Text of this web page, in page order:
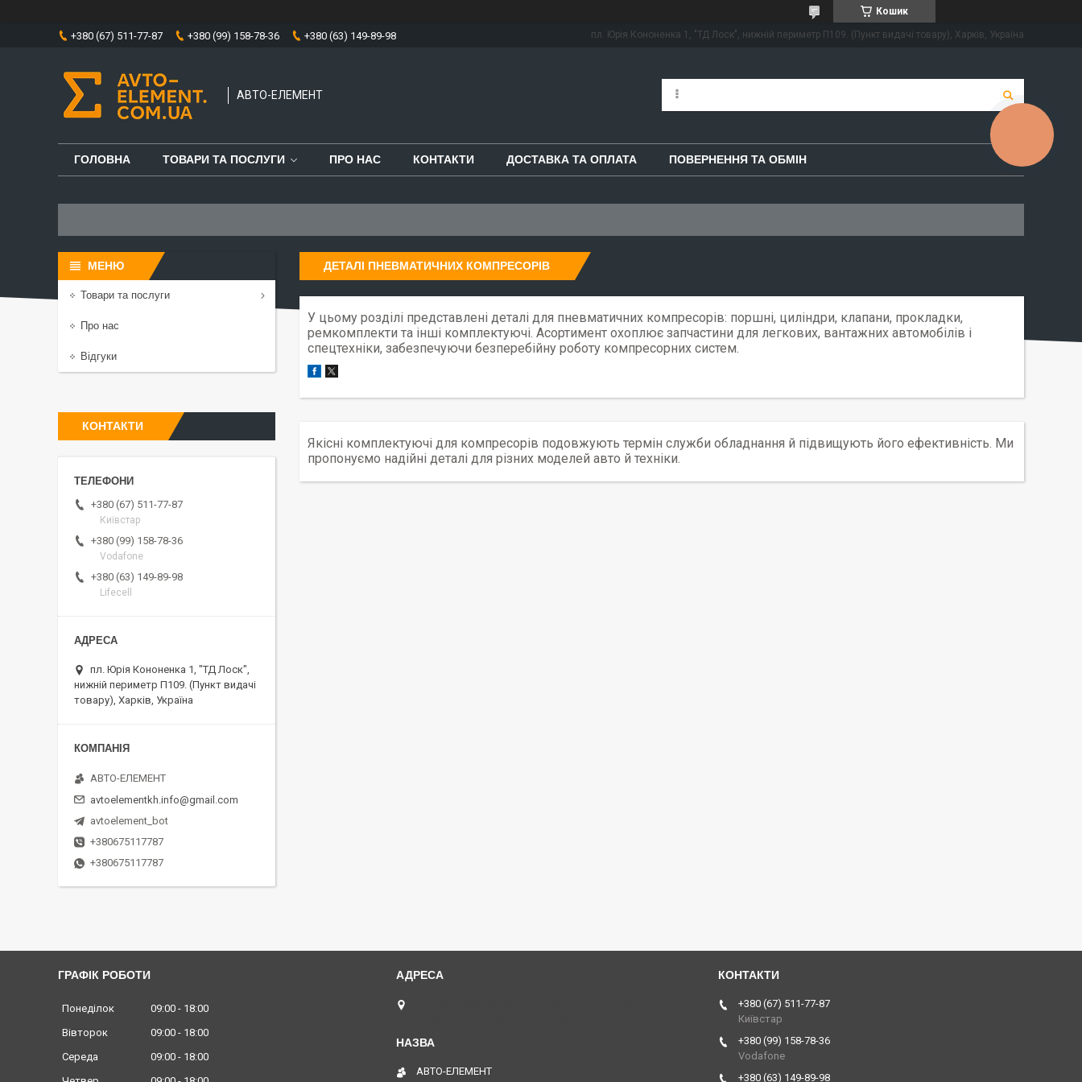
Кошик
+380 (67) 511-77-87 +380 (99) 158-78-36 +380 (63) 149-89-98 пл. Юрія Кононенка 1, "ТД Лоск", нижній периметр П109. (Пункт видачі товару), Харків, Україна
АВТО-ЕЛЕМЕНТ
ГОЛОВНА ТОВАРИ ТА ПОСЛУГИ ПРО НАС КОНТАКТИ ДОСТАВКА ТА ОПЛАТА ПОВЕРНЕННЯ ТА ОБМІН
ДЕТАЛІ ПНЕВМАТИЧНИХ КОМПРЕСОРІВ
У цьому розділі представлені деталі для пневматичних компресорів: поршні, циліндри, клапани, прокладки,
ремкомплекти та інші комплектуючі. Асортимент охоплює запчастини для легкових, вантажних автомобілів і
спецтехніки, забезпечуючи безперебійну роботу компресорних систем.
Якісні комплектуючі для компресорів подовжують термін служби обладнання й підвищують його ефективність. Ми
пропонуємо надійні деталі для різних моделей авто й техніки.
Товари та послуги
Про нас
Відгуки
КОНТАКТИ
+380 (67) 511-77-87
Київстар
+380 (99) 158-78-36
Vodafone
+380 (63) 149-89-98
Lifecell
пл. Юрія Кононенка 1, "ТД Лоск",
нижній периметр П109. (Пункт видачі
товару), Харків, Україна
АВТО-ЕЛЕМЕНТ
avtoelementkh.info@gmail.com
avtoelement_bot
+380675117787
+380675117787
ГРАФІК РОБОТИ
Понеділок 09:00
18:00
Вівторок
09:00
18:00
Середа
09:00
18:00
АВТО-ЕЛЕМЕНТ
+380 (67) 511-77-87
Київстар
+380 (99) 158-78-36
Vodafone
+380 (63) 149-89-98